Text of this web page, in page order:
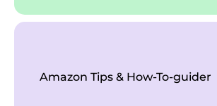
Amazon Tips & How-To-guider